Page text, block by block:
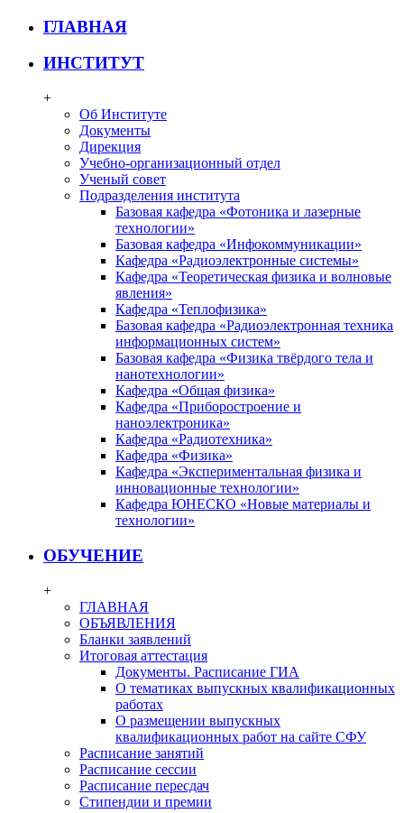
ГЛАВНАЯ
ИНСТИТУТ
+
Об Институте
Документы
Дирекция
Учебно-организационный отдел
Ученый совет
Подразделения института
Базовая кафедра «Фотоника и лазерные
технологии»
Базовая кафедра «Инфокоммуникации»
Кафедра «Радиоэлектронные системы»
Кафедра «Теоретическая физика и волновые
явления»
Кафедра «Теплофизика»
Базовая кафедра «Радиоэлектронная техника
информационных систем»
Базовая кафедра «Физика твёрдого тела и
нанотехнологии»
Кафедра «Общая физика»
Кафедра «Приборостроение и
наноэлектроника»
Кафедра «Радиотехника»
Кафедра «Физика»
Кафедра «Экспериментальная физика и
инновационные технологии»
Кафедра ЮНЕСКО «Новые материалы и
технологии»
ОБУЧЕНИЕ
+
ГЛАВНАЯ
ОБЪЯВЛЕНИЯ
Бланки заявлений
Итоговая аттестация
Документы. Расписание ГИА
О тематиках выпускных квалификационных
работах
О размещении выпускных
квалификационных работ на сайте СФУ
Расписание занятий
Расписание сессии
Расписание пересдач
Стипендии и премии